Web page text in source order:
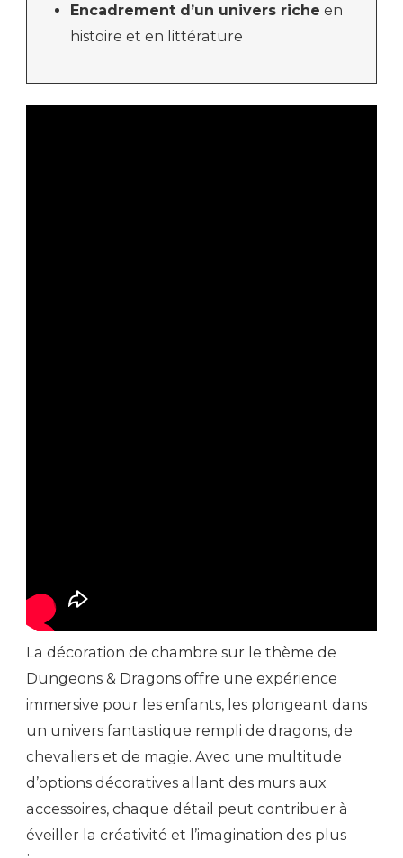
Encadrement d’un univers riche en
histoire et en littérature
La décoration de chambre sur le thème de
Dungeons & Dragons offre une expérience
immersive pour les enfants, les plongeant dans
un univers fantastique rempli de dragons, de
chevaliers et de magie. Avec une multitude
d’options décoratives allant des murs aux
accessoires, chaque détail peut contribuer à
éveiller la créativité et l’imagination des plus